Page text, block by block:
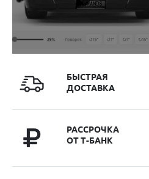
БЫСТРАЯ
ДОСТАВКА
РАССРОЧКА
ОТ Т-БАНК